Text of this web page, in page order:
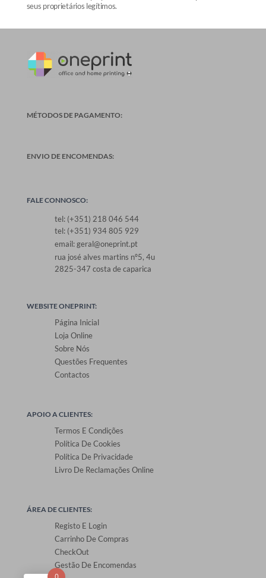
seus proprietários legítimos.
MÉTODOS DE PAGAMENTO:
ENVIO DE ENCOMENDAS:
FALE CONNOSCO:
tel: (+351) 218 046 544
tel: (+351) 934 805 929
email: geral@oneprint.pt
rua josé alves martins nº5, 4u
2825-347 costa de caparica
WEBSITE ONEPRINT:
Página Inicial
Loja Online
Sobre Nós
Questões Frequentes
Contactos
APOIO A CLIENTES:
Termos E Condições
Política De Cookies
Política De Privacidade
Livro De Reclamações Online
ÁREA DE CLIENTES:
Registo E Login
Carrinho De Compras
CheckOut
Gestão De Encomendas